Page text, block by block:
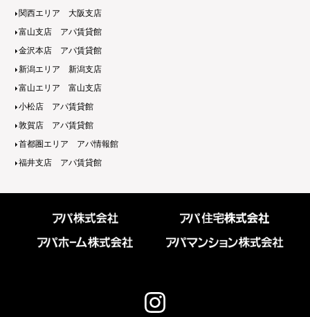
関西エリア 大阪支店
富山支店 アパ賃貸館
金沢本店 アパ賃貸館
新潟エリア 新潟支店
富山エリア 富山支店
小松店 アパ賃貸館
敦賀店 アパ賃貸館
首都圏エリア アパ情報館
福井支店 アパ賃貸館